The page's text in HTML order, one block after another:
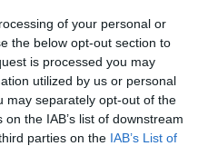
of your personal or
the below opt-out section to
is processed you may
utilized by us or personal
may separately opt-out of the
the IAB’s list of downstream
parties on the IAB’s List of
sain
olet